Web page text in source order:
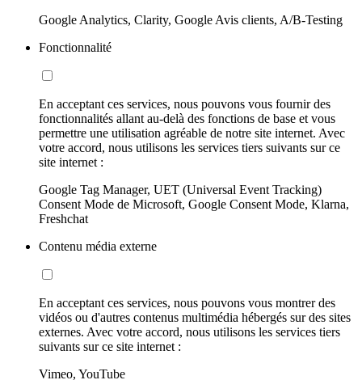
Google Analytics, Clarity, Google Avis clients, A/B-Testing
Fonctionnalité
En acceptant ces services, nous pouvons vous fournir des
fonctionnalités allant au-delà des fonctions de base et vous
permettre une utilisation agréable de notre site internet. Avec
votre accord, nous utilisons les services tiers suivants sur ce
site internet :
Google Tag Manager, UET (Universal Event Tracking)
Consent Mode de Microsoft, Google Consent Mode, Klarna,
Freshchat
Contenu média externe
En acceptant ces services, nous pouvons vous montrer des
vidéos ou d'autres contenus multimédia hébergés sur des sites
externes. Avec votre accord, nous utilisons les services tiers
suivants sur ce site internet :
Vimeo, YouTube